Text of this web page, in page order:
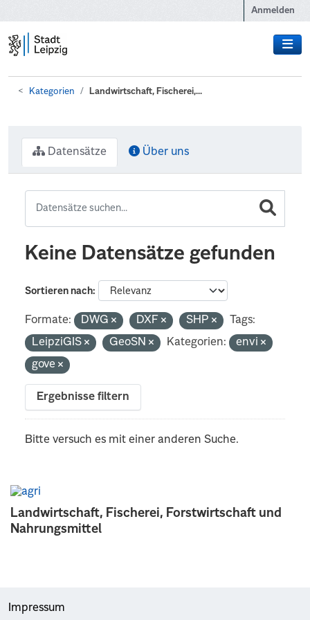
Anmelden
Kategorien Landwirtschaft, Fischerei,...
Landwirtschaft, Fischerei, Forstwirtschaft und
Nahrungsmittel
Datensätze Über uns
Keine Datensätze gefunden
Sortieren nach
Formate: DWG DXF SHP
Tags:
LeipziGIS
GeoSN Kategorien:
envi
gove
Ergebnisse filtern
Bitte versuch es mit einer anderen Suche.
Impressum